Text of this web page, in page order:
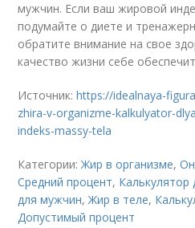
мужчин. Если ваш жировой
подумайте о диете и
обратите внимание на свое
качество жизни себе
Источник:https://idealnaya-
zhira-v-organizme-kalkulyator-
indeks-massy-tela
Категории:Жир в организме,
Средний процент,
для мужчин,Жир в теле,
Допустимый процент